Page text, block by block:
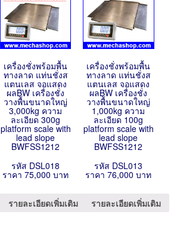
เครื่องชั่งพร้อมพื้น
ทางลาด แท่นชั่งส
แตนเลส จอแสดง
ผลBW เครื่องชั่ง
วางพื้นขนาดใหญ่
3,000kg ความ
ละเอียด 300g
platform scale with
lead slope
BWFSS1212
รหัส DSL018
ราคา 75,000 บาท
รายละเอียดเพิ่มเติม
เครื่องชั่งพร้อมพื้น
ทางลาด แท่นชั่งส
แตนเลส จอแสดง
ผลBW เครื่องชั่ง
วางพื้นขนาดใหญ่
1,000kg ความ
ละเอียด 100g
platform scale with
lead slope
BWFSS1212
รหัส DSL013
ราคา 76,000 บาท
รายละเอียดเพิ่มเติม